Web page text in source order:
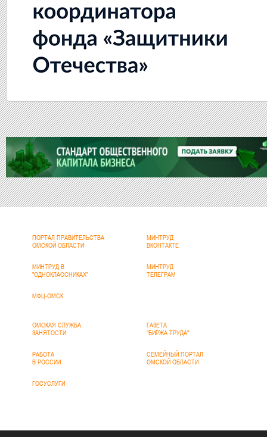
ПОРТАЛ ПРАВИТЕЛЬСТВА
ОМСКОЙ ОБЛАСТИ
МИНТРУД
ВКОНТАКТЕ
МИНТРУД В
"ОДНОКЛАССНИКАХ"
МИНТРУД
ТЕЛЕГРАМ
МФЦ-ОМСК
ОМСКАЯ СЛУЖБА
ЗАНЯТОСТИ
ГАЗЕТА
"БИРЖА ТРУДА"
РАБОТА
В РОССИИ
СЕМЕЙНЫЙ ПОРТАЛ
ОМСКОЙ ОБЛАСТИ
ГОСУСЛУГИ